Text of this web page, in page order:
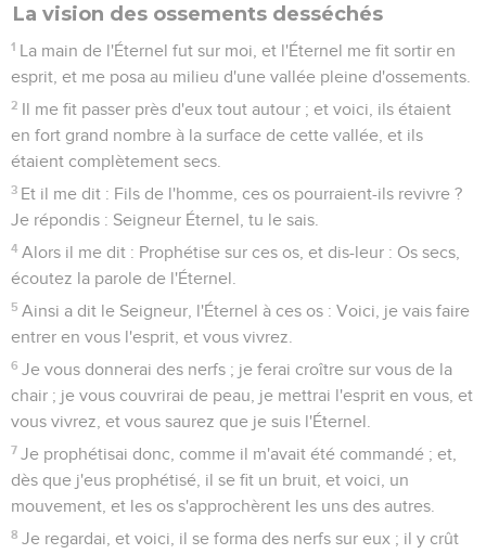
La vision des ossements desséchés
1 La main de l'Éternel fut sur moi, et l'Éternel me fit sortir en
esprit, et me posa au milieu d'une vallée pleine d'ossements.
2 Il me fit passer près d'eux tout autour ; et voici, ils étaient
en fort grand nombre à la surface de cette vallée, et ils
étaient complètement secs.
3 Et il me dit : Fils de l'homme, ces os pourraient-ils revivre ?
Je répondis : Seigneur Éternel, tu le sais.
4 Alors il me dit : Prophétise sur ces os, et dis-leur : Os secs,
écoutez la parole de l'Éternel.
5 Ainsi a dit le Seigneur, l'Éternel à ces os : Voici, je vais faire
entrer en vous l'esprit, et vous vivrez.
6 Je vous donnerai des nerfs ; je ferai croître sur vous de la
chair ; je vous couvrirai de peau, je mettrai l'esprit en vous, et
vous vivrez, et vous saurez que je suis l'Éternel.
7 Je prophétisai donc, comme il m'avait été commandé ; et,
dès que j'eus prophétisé, il se fit un bruit, et voici, un
mouvement, et les os s'approchèrent les uns des autres.
8 Je regardai, et voici, il se forma des nerfs sur eux ; il y crût